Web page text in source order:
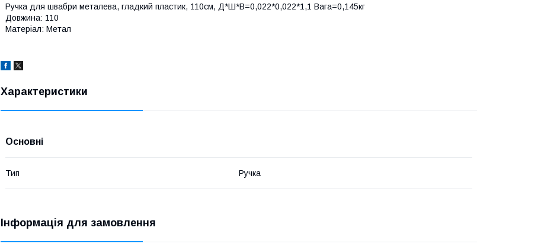
Ручка для швабри металева, гладкий пластик, 110см, Д*Ш*В=0,022*0,022*1,1 Вага=0,145кг
Довжина: 110
Матеріал: Метал
Характеристики
Основні
Тип Ручка
Інформація для замовлення